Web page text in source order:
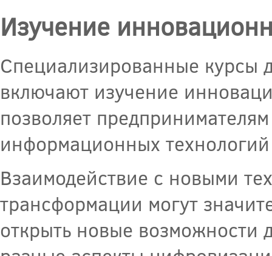
Изучение
Специализированные курсы
включают изучение
позволяет
информационных
Взаимодействие с новыми
трансформации могут
открыть новые возможности